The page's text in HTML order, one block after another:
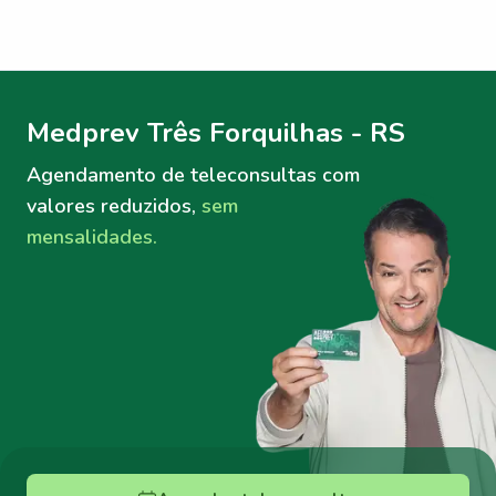
Medprev Três Forquilhas - RS
Agendamento de teleconsultas com
valores reduzidos, sem
mensalidades.